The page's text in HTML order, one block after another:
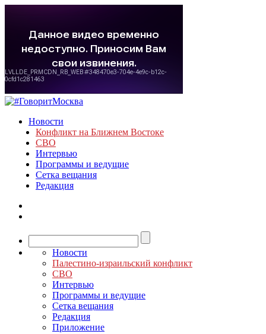
Новости
Конфликт на Ближнем Востоке
СВО
Интервью
Программы и ведущие
Сетка вещания
Редакция
Новости
Палестино-израильский конфликт
СВО
Интервью
Программы и ведущие
Сетка вещания
Редакция
Приложение